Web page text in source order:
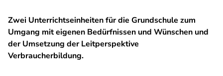
Zwei Unterrichtseinheiten für die Grundschule zum
Umgang mit eigenen Bedürfnissen und Wünschen und
der Umsetzung der Leitperspektive
Verbraucherbildung.